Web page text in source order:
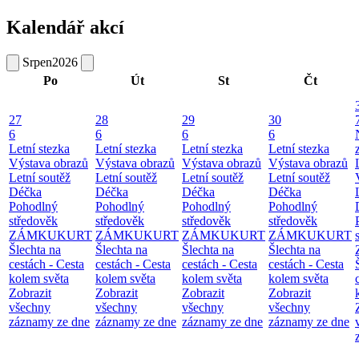
Kalendář akcí
Srpen2026
Po
Út St Čt
27
6
Letní stezka
Výstava obrazů
Letní soutěž
Déčka
Pohodlný
středověk
ZÁMKUKURT
Šlechta na
cestách - Cesta
kolem světa
Zobrazit
všechny
záznamy ze dne
28
6
Letní stezka
Výstava obrazů
Letní soutěž
Déčka
Pohodlný
středověk
ZÁMKUKURT
Šlechta na
cestách - Cesta
kolem světa
Zobrazit
všechny
záznamy ze dne
29
6
Letní stezka
Výstava obrazů
Letní soutěž
Déčka
Pohodlný
středověk
ZÁMKUKURT
Šlechta na
cestách - Cesta
kolem světa
Zobrazit
všechny
záznamy ze dne
30
6
Letní stezka
Výstava obrazů
Letní soutěž
Déčka
Pohodlný
středověk
ZÁMKUKURT
Šlechta na
cestách - Cesta
kolem světa
Zobrazit
všechny
záznamy ze dne